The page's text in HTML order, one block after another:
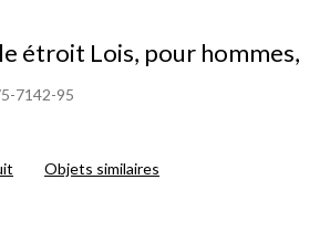
étroit Lois, pour hommes,
7142-95
Objets similaires